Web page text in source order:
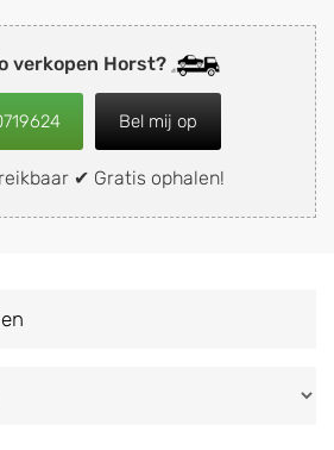
verkopen Horst?
Bel mij op
✔ Gratis ophalen!
en tweedehands auto's
Wilt u uw auto, camper,
brommobiel snel en eenvoudig
in de buurt, deze
de sloop of deze liever laten
naar keuze? Kies dan voor een
bedrijven in